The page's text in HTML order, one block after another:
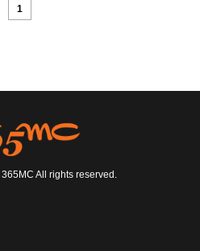
1
All rights reserved.